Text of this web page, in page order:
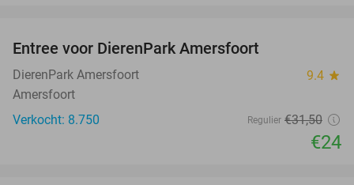
Entree voor DierenPark Amersfoort
DierenPark Amersfoort 9.4 star
Amersfoort
Verkocht: 8.750
Regulier €31,50
€24